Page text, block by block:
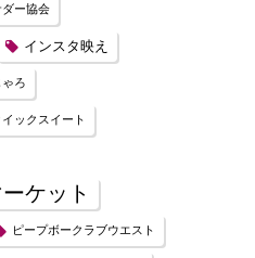
ー協会
インスタ映え
ろ
ックスイート
ケット
ピープボークラブウエスト